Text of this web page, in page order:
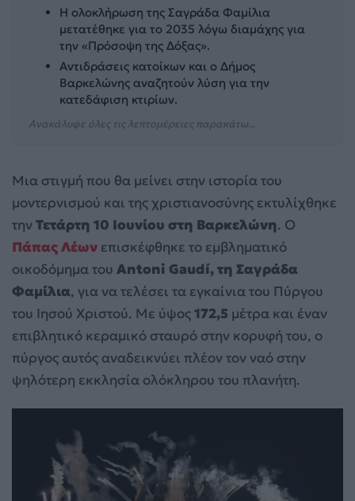
Η ολοκλήρωση της Σαγράδα Φαμίλια
μετατέθηκε για το 2035 λόγω διαμάχης για
την «Πρόσοψη της Δόξας».
Αντιδράσεις κατοίκων και ο Δήμος
Βαρκελώνης αναζητούν λύση για την
κατεδάφιση κτιρίων.
Ανακάλυψε όλες τις λεπτομέρειες παρακάτω...
Μια στιγμή που θα μείνει στην ιστορία του
μοντερνισμού και της χριστιανοσύνης εκτυλίχθηκε
τηνΤετάρτη 10 Ιουνίου στη Βαρκελώνη. Ο
Πάπας Λέων επισκέφθηκε το εμβληματικό
οικοδόμημα του Antoni Gaudí, τη Σαγράδα
Φαμίλια, για να τελέσει τα εγκαίνια του Πύργου
του Ιησού Χριστού. Με ύψος172,5 μέτρα και έναν
επιβλητικό κεραμικό σταυρό στην κορυφή του, ο
πύργος αυτός αναδεικνύει πλέον τον ναό στην
ψηλότερη εκκλησία ολόκληρου του πλανήτη.